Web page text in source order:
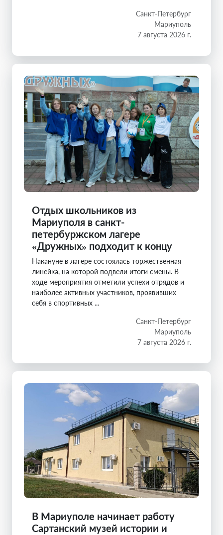
Санкт-Петербург
Мариуполь
7 августа 2026 г.
Отдых школьников из
Мариуполя в санкт-
петербуржском лагере
«Дружных» подходит к концу
Накануне в лагере состоялась торжественная
линейка, на которой подвели итоги смены. В
ходе мероприятия отметили успехи отрядов и
наиболее активных участников, проявивших
себя в спортивных ...
Санкт-Петербург
Мариуполь
7 августа 2026 г.
В Мариуполе начинает работу
Сартанский музей истории и